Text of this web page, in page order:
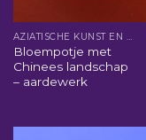
Bloempotje met
Chinees landschap
– aardewerk